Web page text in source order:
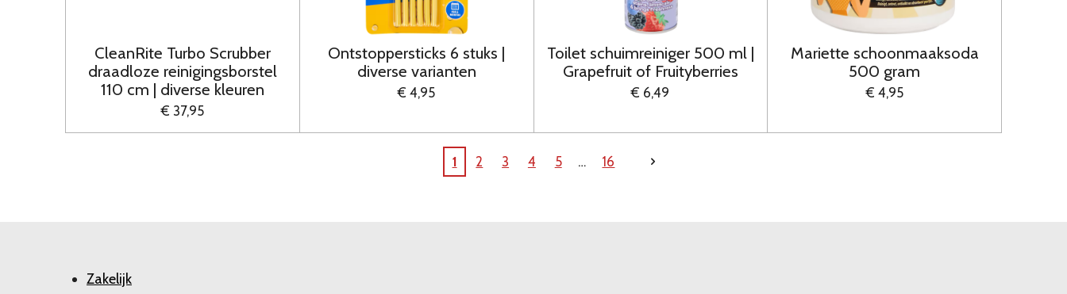
CleanRite Turbo Scrubber
draadloze reinigingsborstel
110 cm | diverse kleuren
€ 37,95
Ontstoppersticks 6 stuks |
diverse varianten
€ 4,95
Toilet schuimreiniger 500 ml |
Grapefruit of Fruityberries
€ 6,49
Mariette schoonmaaksoda
500 gram
€ 4,95
1 2 3 4 5 16
Zakelijk